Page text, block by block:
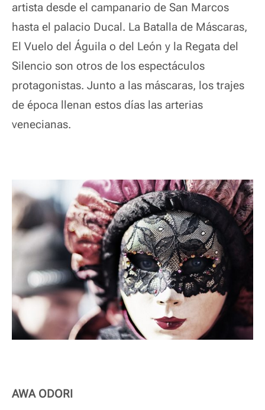
artista desde el campanario de San Marcos
hasta el palacio Ducal. La Batalla de Máscaras,
El Vuelo del Águila o del León y la Regata del
Silencio son otros de los espectáculos
protagonistas. Junto a las máscaras, los trajes
de época llenan estos días las arterias
venecianas.
AWA ODORI